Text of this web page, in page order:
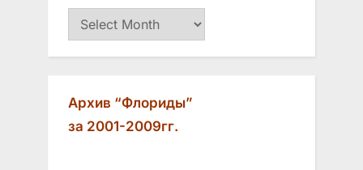
Архив
Архив “Флориды”
за 2001-2009гг.